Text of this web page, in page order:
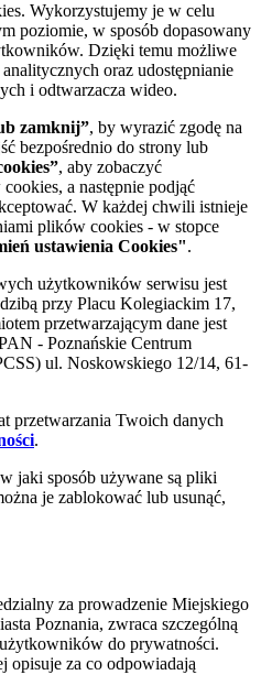
Wykorzystujemy je w celu
poziomie, w sposób dopasowany
Dzięki temu możliwe
oraz udostępnianie
i odtwarzacza wideo.
zamknij”, by wyrazić zgodę na
bezpośrednio do strony lub
, aby zobaczyć
a następnie podjąć
W każdej chwili istnieje
plików cookies - w stopce
ustawienia Cookies".
użytkowników serwisu jest
przy Placu Kolegiackim 17,
przetwarzającym dane jest
- Poznańskie Centrum
ul. Noskowskiego 12/14, 61-
przetwarzania Twoich danych
.
jaki sposób używane są pliki
je zablokować lub usunąć,
za prowadzenie Miejskiego
Poznania, zwraca szczególną
do prywatności.
opisuje za co odpowiadają